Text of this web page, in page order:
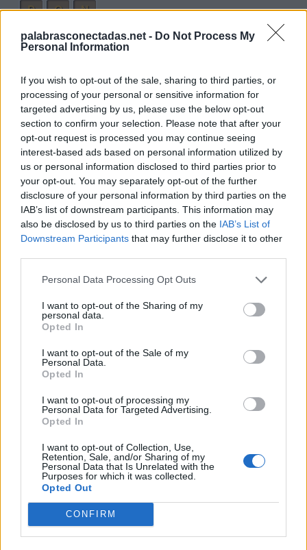
palabrasconectadas.net - Do Not Process My
Personal Information
If you wish to opt-out of the sale, sharing to third parties, or
processing of your personal or sensitive information for
targeted advertising by us, please use the below opt-out
section to confirm your selection. Please note that after your
opt-out request is processed you may continue seeing
interest-based ads based on personal information utilized by
us or personal information disclosed to third parties prior to
your opt-out. You may separately opt-out of the further
disclosure of your personal information by third parties on the
IAB’s list of downstream participants. This information may
also be disclosed by us to third parties on the IAB’s List of
Downstream Participants that may further disclose it to other
Personal Data Processing Opt Outs
I want to opt-out of the Sharing of my
personal data.
Opted In
I want to opt-out of the Sale of my
Personal Data.
Opted In
I want to opt-out of processing my
Personal Data for Targeted Advertising.
Opted In
I want to opt-out of Collection, Use,
Retention, Sale, and/or Sharing of my
Personal Data that Is Unrelated with the
Purposes for which it was collected.
Opted Out
CONFIRM
D
O
N
O
D
A
P
A
N
P
O N G
A
P
A G A N D
O
Palabras extra:
A
D
N
P
A G A
N
P
A N D
A
P
A N G
A
A
P A G
O
P O D
A
A
O
O N
RESPUESTAS
Por favor seleccione los niveles:
Palabras Conectadas Respuesta de nivel 26674
Palabras Conectadas Respuesta de nivel 26675
Palabras Conectadas Respuesta de nivel 26676
Palabras Conectadas Respuesta de nivel 26677